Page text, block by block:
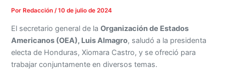
Por Redacción/10 de julio de 2024
El secretario general de laOrganización de Estados
Americanos (OEA), Luis Almagro, saludó a la presidenta
electa de Honduras, Xiomara Castro, y se ofreció para
trabajar conjuntamente en diversos temas.